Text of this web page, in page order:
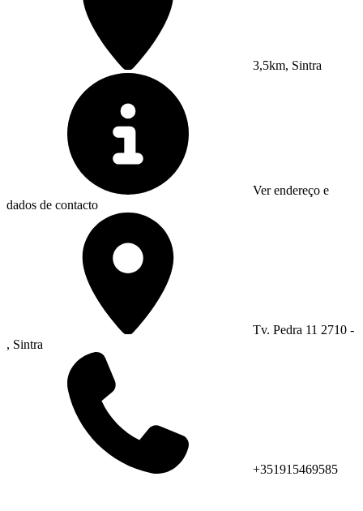
3,5km, Sintra
Ver endereço e
dados de contacto
Tv. Pedra 11 2710 -
, Sintra
+351915469585